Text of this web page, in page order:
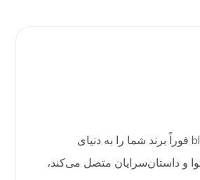
انتخاب دامنه .blog فوراً برند شما را به دنیای
و داستان‌سرایان متصل می‌کند،